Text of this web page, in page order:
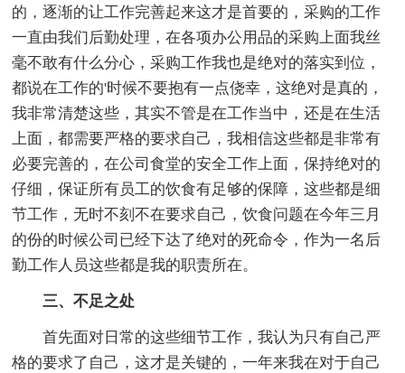
的，逐渐的让工作完善起来这才是首要的，采购的工作
一直由我们后勤处理，在各项办公用品的采购上面我丝
毫不敢有什么分心，采购工作我也是绝对的落实到位，
都说在工作的'时候不要抱有一点侥幸，这绝对是真的，
我非常清楚这些，其实不管是在工作当中，还是在生活
上面，都需要严格的要求自己，我相信这些都是非常有
必要完善的，在公司食堂的安全工作上面，保持绝对的
仔细，保证所有员工的饮食有足够的保障，这些都是细
节工作，无时不刻不在要求自己，饮食问题在今年三月
的份的时候公司已经下达了绝对的死命令，作为一名后
勤工作人员这些都是我的职责所在。
三、不足之处
首先面对日常的这些细节工作，我认为只有自己严
格的要求了自己，这才是关键的，一年来我在对于自己